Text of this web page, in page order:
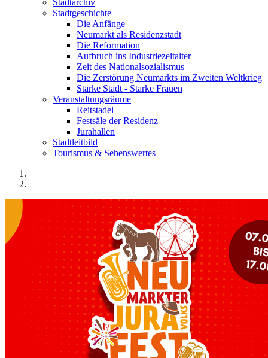
Stadtarchiv
Stadtgeschichte
Die Anfänge
Neumarkt als Residenzstadt
Die Reformation
Aufbruch ins Industriezeitalter
Zeit des Nationalsozialismus
Die Zerstörung Neumarkts im Zweiten Weltkrieg
Starke Stadt - Starke Frauen
Veranstaltungsräume
Reitstadel
Festsäle der Residenz
Jurahallen
Stadtleitbild
Tourismus & Sehenswertes